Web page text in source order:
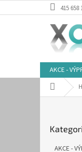
na
415 658
AKCE -
Domů
kategorie
AKCE -